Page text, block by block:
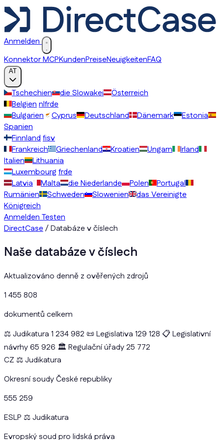
Anmelden
Konnektor MCPKundenPreiseNeuigkeitenFAQ
Tschechien die Slowakei
Österreich
Belgiennlfrde
Bulgarien
Cyprus Deutschland Dänemark
Estonia
Spanien
Finnlandfisv
Frankreich
Griechenland Kroatien Ungarn
Irland
Italien
Lithuania
Luxembourg frde
Latvia
Malta die Niederlande Polen
Portugal
Rumänien
Schweden Slowenien
das Vereinigte
Königreich
AnmeldenTesten
DirectCase/Databáze v číslech
Naše databáze v číslech
Aktualizováno denně z ověřených zdrojů
1 455 808
dokumentů celkem
⚖️Judikatura 1 234 982 📜 Legislativa 129 128 📋Legislativní
návrhy65 926 🏛️ Regulační úřady25 772
CZ ⚖️Judikatura
Okresní soudy České republiky
555 259
ESLP ⚖️Judikatura
Evropský soud pro lidská práva